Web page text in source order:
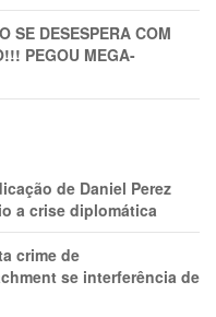
SE DESESPERA COM
PEGOU MEGA-
de Daniel Perez
a crise diplomática
crime de
se interferência de